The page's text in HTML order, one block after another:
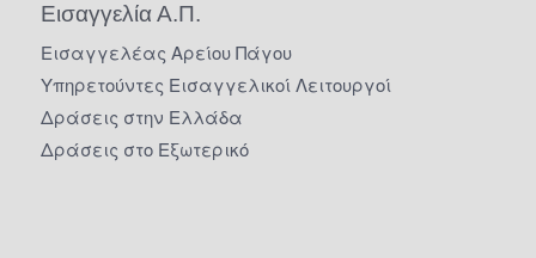
Εισαγγελία Α.Π.
Εισαγγελέας Αρείου Πάγου
Υπηρετούντες Εισαγγελικοί Λειτουργοί
Δράσεις στην Ελλάδα
Δράσεις στο Εξωτερικό